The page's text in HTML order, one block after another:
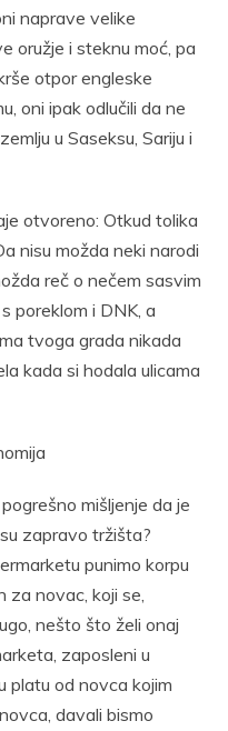
naprave velike
oružje i steknu moć, pa
otpor engleske
oni ipak odlučili da ne
u Saseksu, Sariju i
otvoreno: Otkud tolika
nisu možda neki narodi
reč o nečem sasvim
poreklom i DNK, a
tvoga grada nikada
kada si hodala ulicama
mišljenje da je
zapravo tržišta?
punimo korpu
za novac, koji se,
nešto što želi onaj
zaposleni u
platu od novca kojim
davali bismo